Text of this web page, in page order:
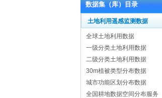
数据集（库）目录
土地利用遥感监测数据
全球土地利用数据
一级分类土地利用数据
二级分类土地利用数据
30m植被类型分布数据
城市功能区划分布数据
全国耕地数据空间分布服务